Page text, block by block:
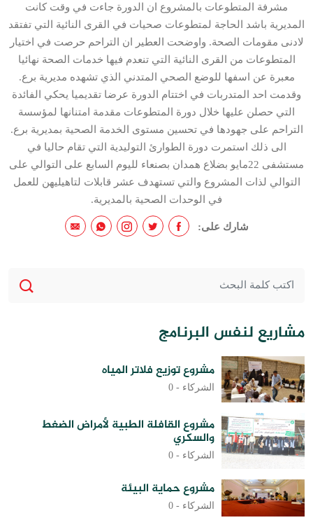
مشرفة المتطوعات بالمشروع ان الدورة جاءت في وقت كانت
المديرية باشد الحاجة لمتطوعات صحيات في القرى النائية التي تفتقد
لادنى مقومات الصحة. واوضحت العطير ان التراحم حرصت في اختيار
المتطوعات من القرى النائية التي تنعدم فيها خدمات الصحة نهائيا
معبرة عن اسفها للوضع الصحي المتدني الذي تشهده مديرية برع.
وقدمت احد المتدربات في اختتام الدورة عرضا تقديميا يحكي الفائدة
التي حصلن عليها خلال دورة المتطوعات مقدمة امتنانها لمؤسسة
التراحم على جهودها في تحسين مستوى الخدمة الصحية بمديرية برع.
الى ذلك استمرت دورة الطوارئ التوليدية التي تقام حاليا في
مستشفى 22مايو بضلاع همدان بصنعاء لليوم السابع على التوالي على
التوالي لذات المشروع والتي تستهدف عشر قابلات لتاهيليهن للعمل
في الوحدات الصحية بالمديرية.
شارك على:
مشاريع لنفس البرنامج
مشروع توزيع فلاتر المياه
الشركاء - 0
مشروع القافلة الطبية لأمراض الضغط
والسكري
الشركاء - 0
مشروع حماية البيئة
الشركاء - 0